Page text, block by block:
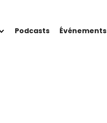
Podcasts Événements